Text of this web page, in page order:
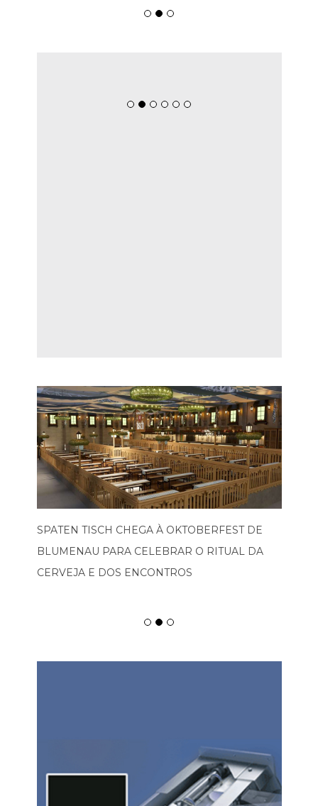
SPATEN TISCH CHEGA À OKTOBERFEST DE
BLUMENAU PARA CELEBRAR O RITUAL DA
CERVEJA E DOS ENCONTROS